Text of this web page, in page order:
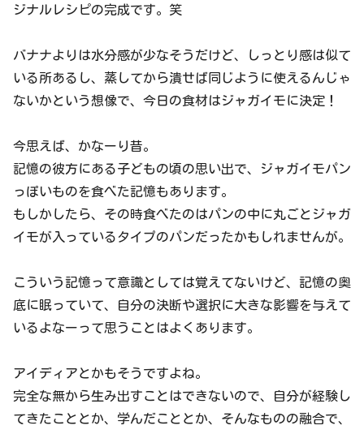
ジナルレシピの完成です。笑
バナナよりは水分感が少なそうだけど、しっとり感は似て
いる所あるし、蒸してから潰せば同じように使えるんじゃ
ないかという想像で、今日の食材はジャガイモに決定！
今思えば、かなーり昔。
記憶の彼方にある子どもの頃の思い出で、ジャガイモパン
っぽいものを食べた記憶もあります。
もしかしたら、その時食べたのはパンの中に丸ごとジャガ
イモが入っているタイプのパンだったかもしれませんが。
こういう記憶って意識としては覚えてないけど、記憶の奥
底に眠っていて、自分の決断や選択に大きな影響を与えて
いるよなーって思うことはよくあります。
アイディアとかもそうですよね。
完全な無から生み出すことはできないので、自分が経験し
てきたこととか、学んだこととか、そんなものの融合で、